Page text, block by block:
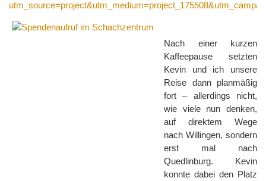
Nach einer kurzen
Kaffeepause setzten
Kevin und ich unsere
Reise dann planmäßig
fort – allerdings nicht,
wie viele nun denken,
auf direktem Wege
nach Willingen, sondern
erst mal nach
Quedlinburg. Kevin
konnte dabei den Platz